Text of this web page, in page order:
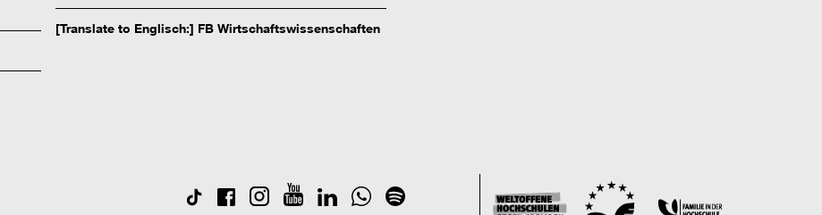
[Translate to Englisch:] FB Wirtschaftswissenschaften